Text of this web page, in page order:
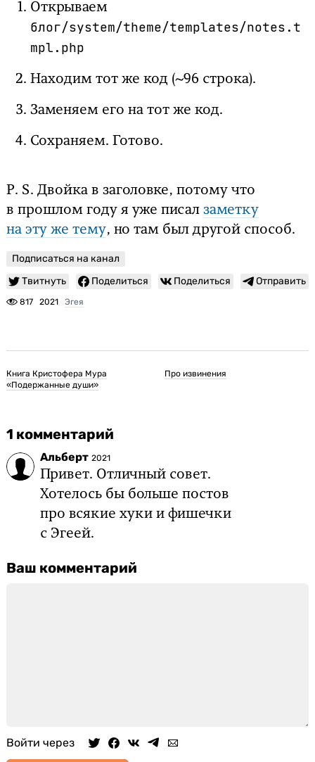
Открываем
блог/system/theme/templates/notes.t
mpl.php
Находим тот же код (~96 строка).
Заменяем его на тот же код.
Сохраняем. Готово.
P. S. Двойка в заголовке, потому что
в прошлом году я уже писал заметку
на эту же тему, но там был другой способ.
Подписаться на канал
Твитнуть
Поделиться Поделиться Отправить
817 2021 Эгея
Книга Кристофера Мура
«Подержанные души»
Про извинения
1 комментарий
Альберт 2021
Привет. Отличный совет.
Хотелось бы больше постов
про всякие хуки и фишечки
с Эгеей.
Ваш комментарий
Войти через